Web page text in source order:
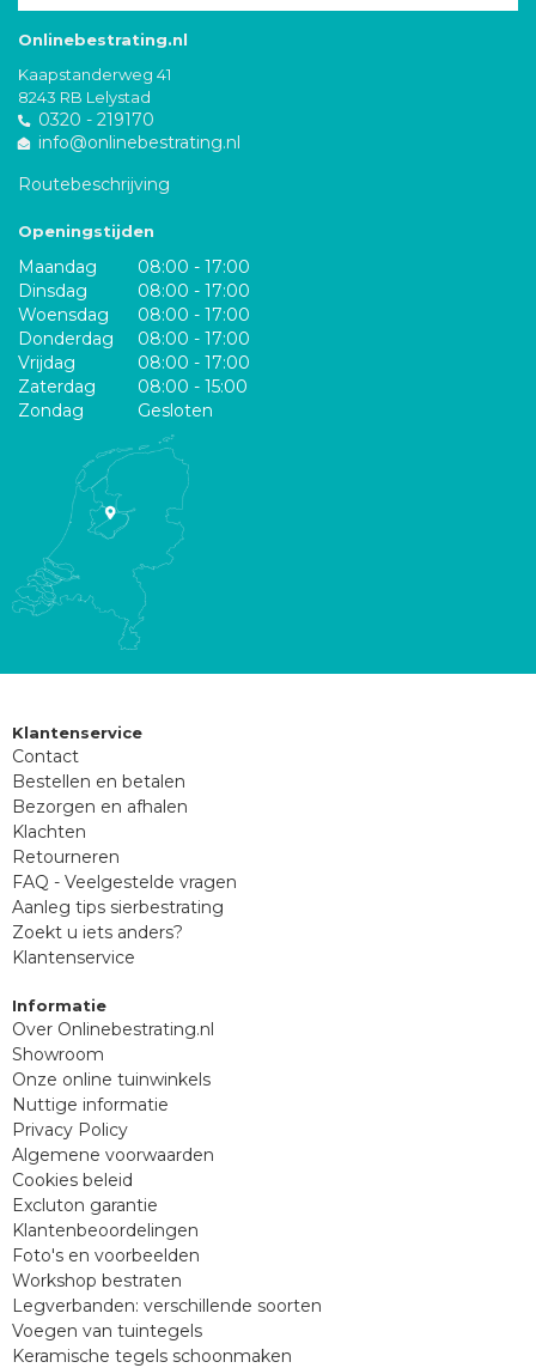
Onlinebestrating.nl
Kaapstanderweg 41
8243 RB Lelystad
0320 - 219170
info@onlinebestrating.nl
Routebeschrijving
Openingstijden
Maandag
08:00 - 17:00
Dinsdag
08:00 - 17:00
Woensdag
08:00 - 17:00
Donderdag
08:00 - 17:00
Vrijdag
08:00 - 17:00
Zaterdag
08:00 - 15:00
Zondag
Gesloten
Klantenservice
Contact
Bestellen en betalen
Bezorgen en afhalen
Klachten
Retourneren
FAQ - Veelgestelde vragen
Aanleg tips sierbestrating
Zoekt u iets anders?
Klantenservice
Informatie
Over Onlinebestrating.nl
Showroom
Onze online tuinwinkels
Nuttige informatie
Privacy Policy
Algemene voorwaarden
Cookies beleid
Excluton garantie
Klantenbeoordelingen
Foto's en voorbeelden
Workshop bestraten
Legverbanden: verschillende soorten
Voegen van tuintegels
Keramische tegels schoonmaken